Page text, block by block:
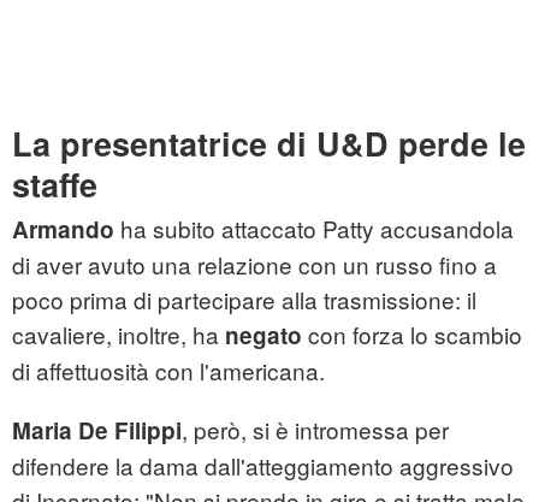
La presentatrice di U&D perde le
staffe
Armando ha subito attaccato Patty accusandola
di aver avuto una relazione con un russo fino a
poco prima di partecipare alla trasmissione: il
cavaliere, inoltre, ha negato con forza lo scambio
di affettuosità con l'americana.
Maria De Filippi, però, si è intromessa per
difendere la dama dall'atteggiamento aggressivo